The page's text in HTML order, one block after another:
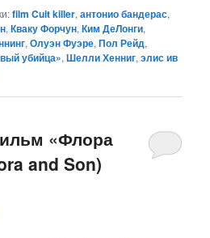
film Cult killer,антонио бандерас,
,Кваку Форчун,Ким ДеЛонги,
,Олуэн Фуэре,Пол Рейд,
убийца»,Шелли Хенниг,элис ив
«Флора
and Son)